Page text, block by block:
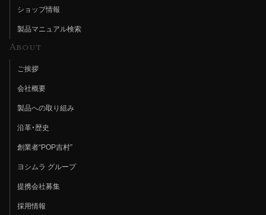
ショップ情報
製品マニュアル検索
About
ご挨拶
会社概要
製品への取り組み
沿革・歴史
創業者“POP吉村”
ヨシムラ グループ
提携会社募集
採用情報